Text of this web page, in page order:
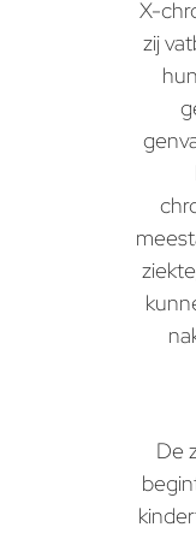
X-
zij
De